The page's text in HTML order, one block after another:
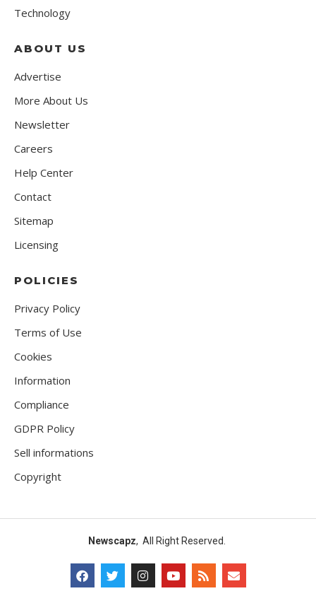
Technology
ABOUT US
Advertise
More About Us
Newsletter
Careers
Help Center
Contact
Sitemap
Licensing
POLICIES
Privacy Policy
Terms of Use
Cookies
Information
Compliance
GDPR Policy
Sell informations
Copyright
Newscapz, All Right Reserved.